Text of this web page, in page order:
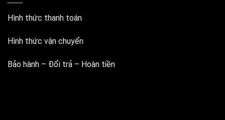
Hình thức thanh toán
Hình thức vận chuyển
Bảo hành – Đổi trả – Hoàn tiền